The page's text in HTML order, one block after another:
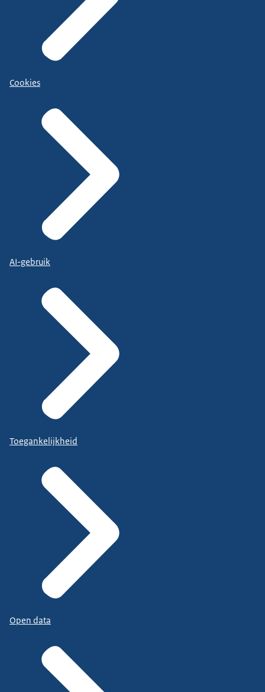
Cookies
AI-gebruik
Toegankelijkheid
Open data